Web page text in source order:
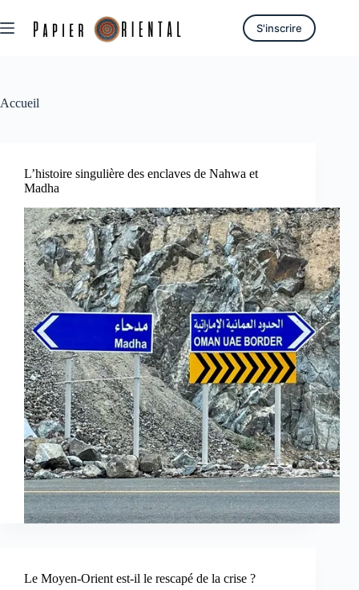
au
contenu
S'inscrire
Accueil
L’histoire singulière des enclaves de Nahwa et
Madha
Le Moyen-Orient est-il le rescapé de la crise ?